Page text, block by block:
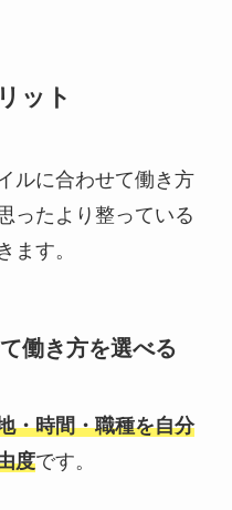
ット
ルに合わせて働き方
ったより整っている
ます。
働き方を選べる
・時間・職種を自分
度です。